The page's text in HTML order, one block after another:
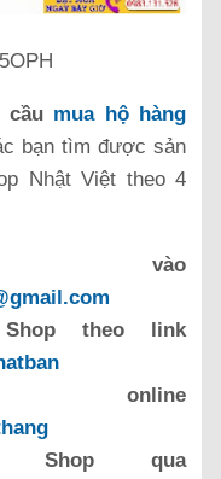
cầu mua hộ hàng
bạn tìm được sản
Nhật Việt theo 4
vào
theo link
online
Shop qua